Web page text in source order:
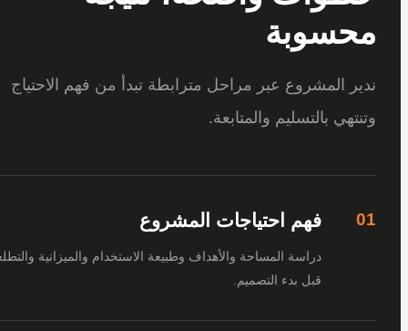
المشروع عبر مراحل مترابطة تبدأ من فهم الاحتياج
بالتسليم والمتابعة.
فهم احتياجات المشروع
دراسة المساحة والأهداف وطبيعة الاستخدام والميزانية والتطلعات
قبل بدء التصميم.